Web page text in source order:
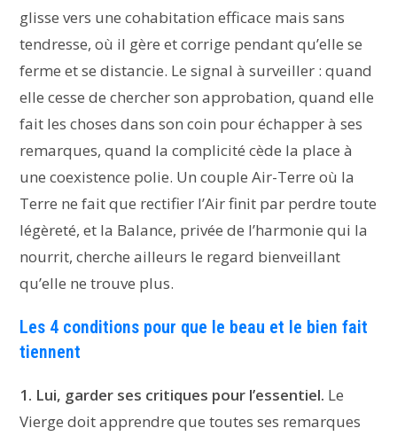
glisse vers une cohabitation efficace mais sans
tendresse, où il gère et corrige pendant qu’elle se
ferme et se distancie. Le signal à surveiller : quand
elle cesse de chercher son approbation, quand elle
fait les choses dans son coin pour échapper à ses
remarques, quand la complicité cède la place à
une coexistence polie. Un couple Air-Terre où la
Terre ne fait que rectifier l’Air finit par perdre toute
légèreté, et la Balance, privée de l’harmonie qui la
nourrit, cherche ailleurs le regard bienveillant
qu’elle ne trouve plus.
Les 4 conditions pour que le beau et le bien fait
tiennent
1. Lui, garder ses critiques pour l’essentiel. Le
Vierge doit apprendre que toutes ses remarques